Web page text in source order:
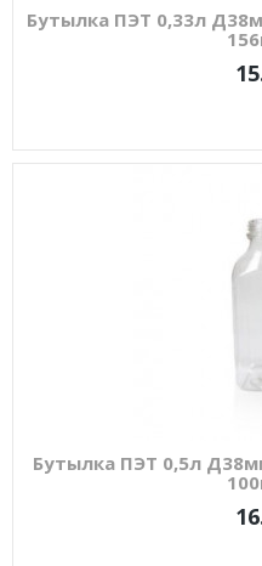
Бутылка ПЭТ 0,33л
Бутылка ПЭТ 0,5л